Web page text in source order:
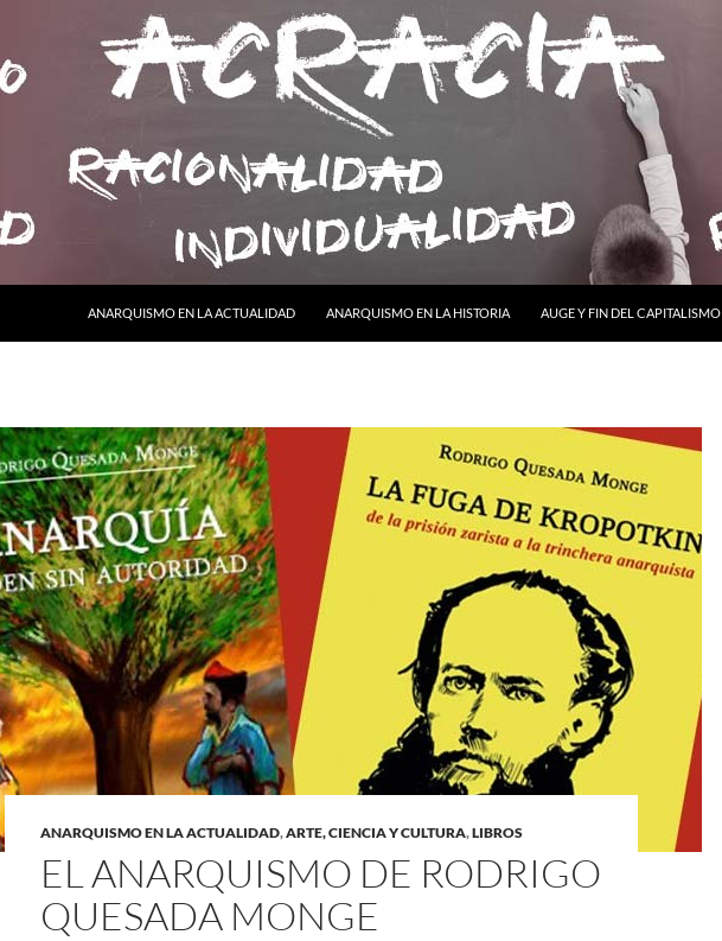
ANARQUISMO EN LA ACTUALIDAD
ANARQUISMO EN LA HISTORIA AUGE Y FIN DEL CAPITALISMO
ANARQUISMO EN LA ACTUALIDAD,ARTE, CIENCIA Y CULTURA,LIBROS
EL ANARQUISMO DE RODRIGO
QUESADA MONGE